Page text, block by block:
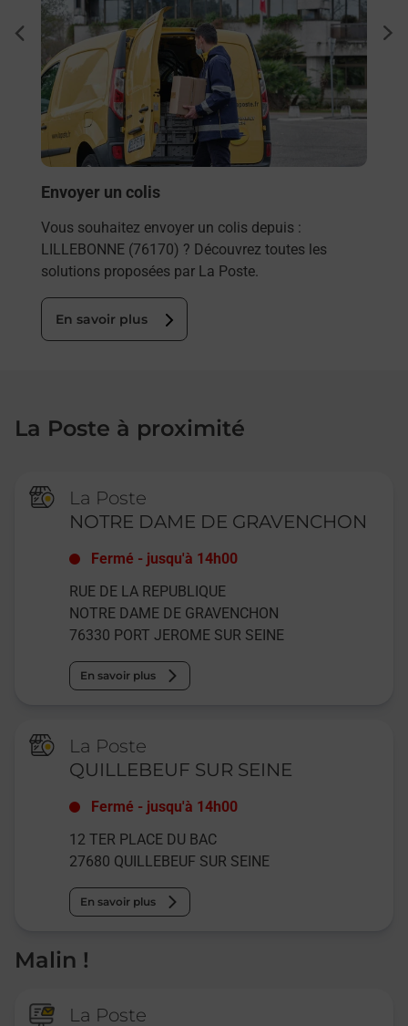
Envoyer un colis
Vous souhaitez envoyer un colis depuis :
LILLEBONNE (76170) ? Découvrez toutes les
solutions proposées par La Poste.
En savoir plus
La Poste à proximité
La Poste
NOTRE DAME DE GRAVENCHON
Fermé - jusqu'à 14h00
RUE DE LA REPUBLIQUE
NOTRE DAME DE GRAVENCHON
76330 PORT JEROME SUR SEINE
En savoir plus
La Poste
QUILLEBEUF SUR SEINE
Fermé - jusqu'à 14h00
12 TER PLACE DU BAC
27680 QUILLEBEUF SUR SEINE
En savoir plus
Malin !
La Poste